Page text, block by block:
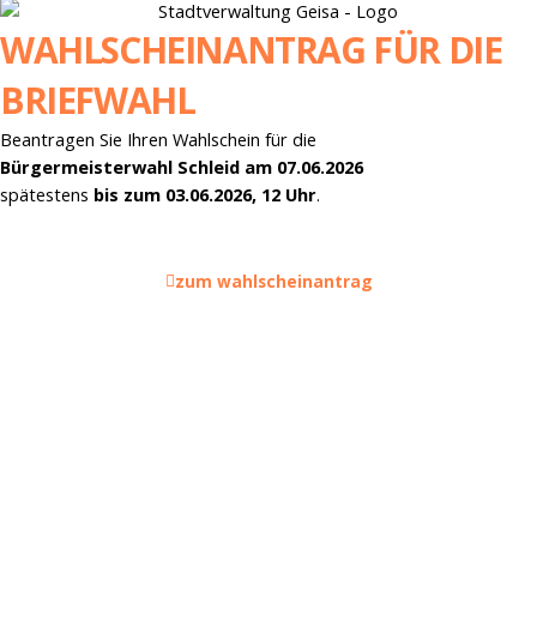
WAHLSCHEINANTRAG FÜR DIE
BRIEFWAHL
Beantragen Sie Ihren Wahlschein für die
Bürgermeisterwahl Schleid am 07.06.2026
spätestens bis zum 03.06.2026, 12 Uhr.
zum wahlscheinantrag